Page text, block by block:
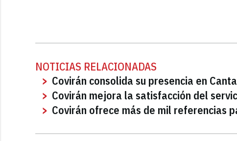
NOTICIAS RELACIONADAS
Covirán consolida su presencia en
Covirán mejora la satisfacción del
Covirán ofrece más de mil referencias